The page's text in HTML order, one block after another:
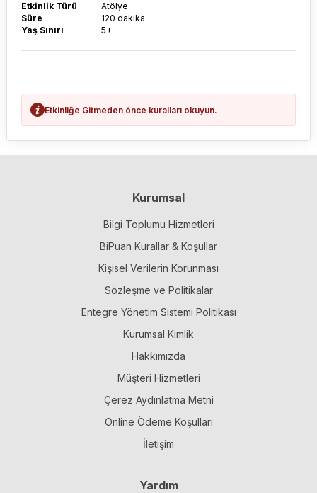
Etkinlik Türü
Atölye
Süre
120 dakika
Yaş Sınırı
5+
Etkinliğe Gitmeden önce kuralları okuyun.
Kurumsal
Bilgi Toplumu Hizmetleri
BiPuan Kurallar & Koşullar
Kişisel Verilerin Korunması
Sözleşme ve Politikalar
Entegre Yönetim Sistemi Politikası
Kurumsal Kimlik
Hakkımızda
Müşteri Hizmetleri
Çerez Aydınlatma Metni
Online Ödeme Koşulları
İletişim
Yardım